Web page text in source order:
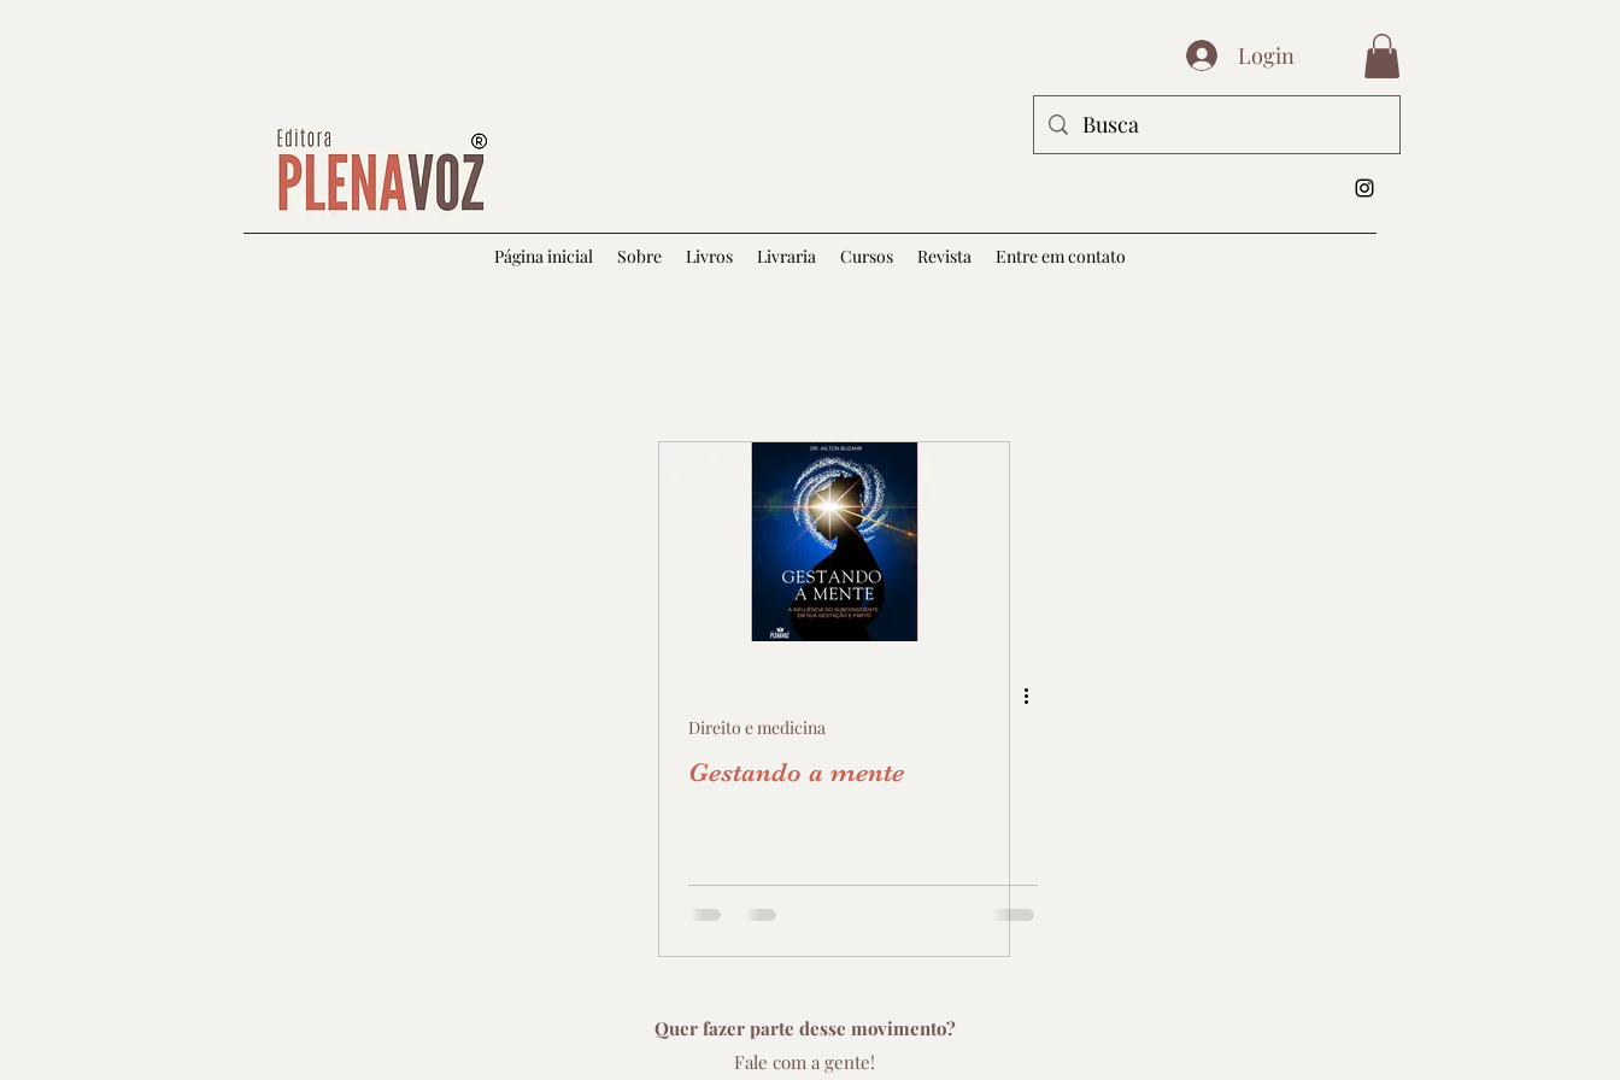
Página inicial Sobre Livros Livraria Cursos Revista Entre em contato
Login
Direito e medicina
Gestando a mente
Quer fazer parte desse movimento?
Fale com a gente!